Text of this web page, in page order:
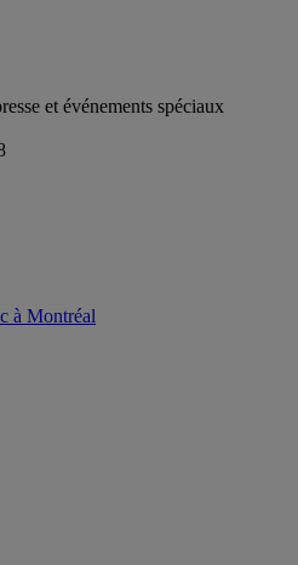
et événements spéciaux
à Montréal